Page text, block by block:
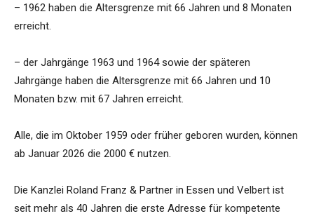
– 1962 haben die Altersgrenze mit 66 Jahren und 8 Monaten
erreicht.
– der Jahrgänge 1963 und 1964 sowie der späteren
Jahrgänge haben die Altersgrenze mit 66 Jahren und 10
Monaten bzw. mit 67 Jahren erreicht.
Alle, die im Oktober 1959 oder früher geboren wurden, können
ab Januar 2026 die 2000 € nutzen.
Die Kanzlei Roland Franz & Partner in Essen und Velbert ist
seit mehr als 40 Jahren die erste Adresse für kompetente